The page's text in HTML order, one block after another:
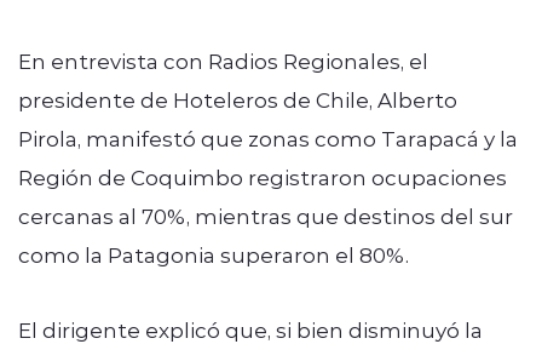
En entrevista con Radios Regionales, el
presidente de Hoteleros de Chile, Alberto
Pirola, manifestó que zonas como Tarapacá y la
Región de Coquimbo registraron ocupaciones
cercanas al 70%, mientras que destinos del sur
como la Patagonia superaron el 80%.
El dirigente explicó que, si bien disminuyó la